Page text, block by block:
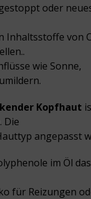
oder
Inhaltsstoffe von
wie Sonne,
Kopfhaut
Die
im Öl
für Reizungen